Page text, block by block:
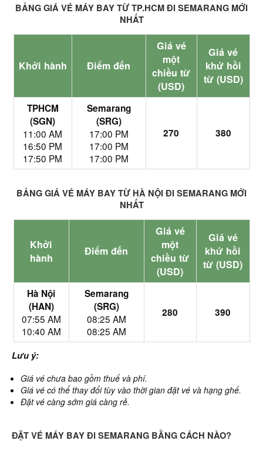
BẢNG GIÁ VÉ MÁY BAY TỪ TP.HCM ĐI SEMARANG MỚI
NHẤT
Khởi hành Điểm đến
Giá vé
một
chiều từ
(USD)
Giá vé
khứ hồi
từ (USD)
TPHCM
(SGN)
11:00 AM
16:50 PM
17:50 PM
Semarang
(SRG)
17:00 PM
17:00 PM
17:00 PM
270 380
BẢNG GIÁ VÉ MÁY BAY TỪ HÀ NỘI ĐI SEMARANG MỚI
NHẤT
Khởi
hành
Điểm đến
Giá vé
một
chiều từ
(USD)
Giá vé
khứ hồi
từ (USD)
Hà Nội
(HAN)
07:55 AM
10:40 AM
Semarang
(SRG)
08:25 AM
08:25 AM
280 390
Lưu ý:
Giá vé chưa bao gồm thuế và phí.
Giá vé có thể thay đổi tùy vào thời gian đặt vé và hạng ghế.
Đặt vé càng sớm giá càng rẻ.
ĐẶT VÉ MÁY BAY ĐI SEMARANG BẰNG CÁCH NÀO?